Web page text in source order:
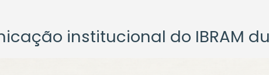
institucional do IBRAM